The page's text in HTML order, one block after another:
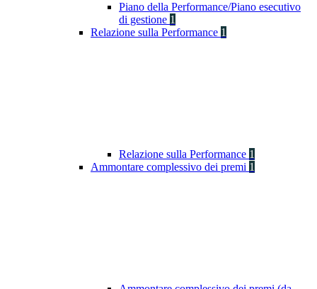
Piano della Performance/Piano esecutivo
di gestione 1
Relazione sulla Performance 1
Relazione sulla Performance 1
Ammontare complessivo dei premi 1